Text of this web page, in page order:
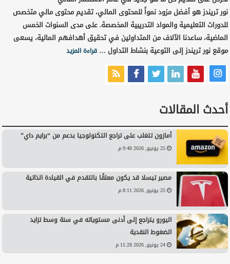
نور تريندز هو أفضل مزود نمواً للمحتوى المالي، تقديم محتوى مالي متخصص
للدورات التعليمية والمواد التدريبية المخصصة. على مدى السنوات الخمس
الماضية، ساعدنا الآلاف من المتداولين في تحقيق أهدافهم المالية، يسعى
موقع نور تريندز إلى التوعية بنشاط التداول …قراءة المزيد
أحدث المقالات
أمازون تتغلب على تراجع التكنولوجيا بدعم من “برايم داي”
25 يونيو, 2026 9:48 م
مصير تيسلا قد يكون معلقًا بالتقدم في القيادة الذاتية
25 يونيو, 2026 8:11 م
اليورو يتراجع إلى أدنى مستوياته في سنة وسط تزايد
الضغوط النقدية
24 يونيو, 2026 11:28 م